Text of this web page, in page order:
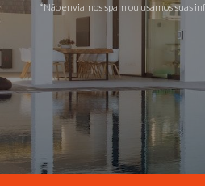
*Não enviamos spam ou usamos suas